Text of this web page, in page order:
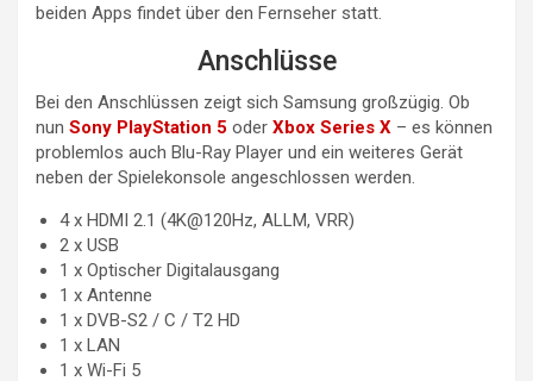
beiden Apps findet über den Fernseher statt.
Anschlüsse
Bei den Anschlüssen zeigt sich Samsung großzügig. Ob
nun Sony PlayStation 5 oder Xbox Series X – es können
problemlos auch Blu-Ray Player und ein weiteres Gerät
neben der Spielekonsole angeschlossen werden.
4 x HDMI 2.1 (4K@120Hz, ALLM, VRR)
2 x USB
1 x Optischer Digitalausgang
1 x Antenne
1 x DVB-S2 / C / T2 HD
1 x LAN
1 x Wi-Fi 5